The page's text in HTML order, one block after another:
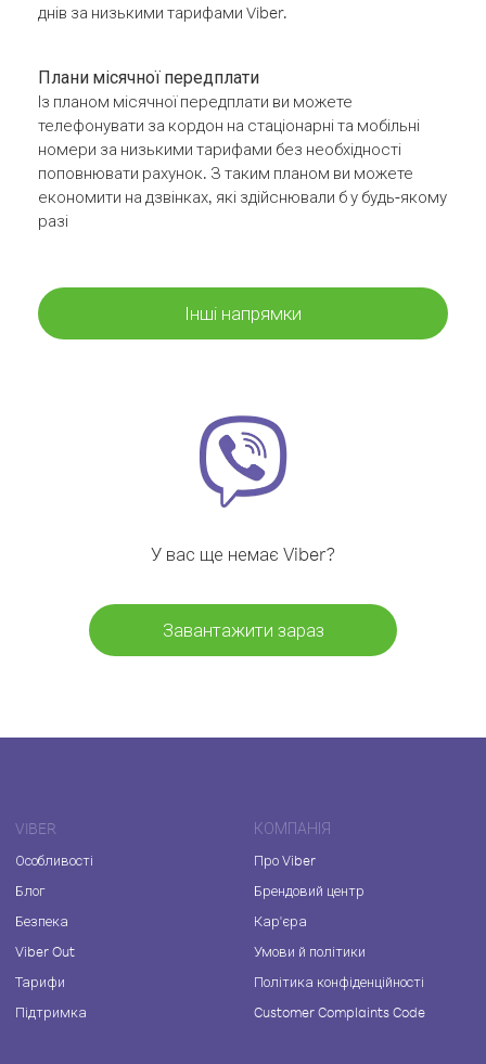
днів за низькими тарифами Viber.
Плани місячної передплати
Із планом місячної передплати ви можете
телефонувати за кордон на стаціонарні та мобільні
номери за низькими тарифами без необхідності
поповнювати рахунок. З таким планом ви можете
економити на дзвінках, які здійснювали б у будь-якому
разі
Інші напрямки
У вас ще немає Viber?
Завантажити зараз
VIBER
Особливості
Блог
Безпека
Viber Out
Тарифи
Підтримка
КОМПАНІЯ
Про Viber
Брендовий центр
Кар'єра
Умови й політики
Політика конфіденційності
Customer Complaints Code